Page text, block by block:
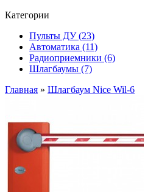
Категории
Пульты ДУ (23)
Автоматика (11)
Радиоприемники (6)
Шлагбаумы (7)
Главная » Шлагбаум Nice Wil-6